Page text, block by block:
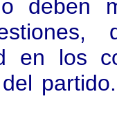
deben
en los